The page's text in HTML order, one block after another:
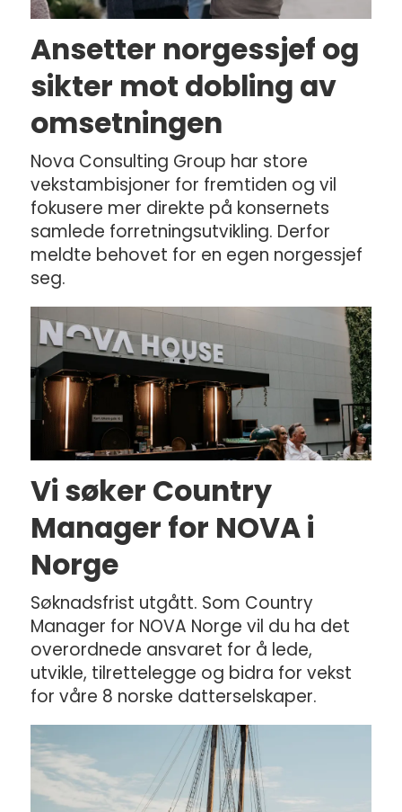
Ansetter norgessjef og
sikter mot dobling av
omsetningen
Nova Consulting Group har store
vekstambisjoner for fremtiden og vil
fokusere mer direkte på konsernets
samlede forretningsutvikling. Derfor
meldte behovet for en egen norgessjef
seg.
Vi søker Country
Manager for NOVA i
Norge
Søknadsfrist utgått. Som Country
Manager for NOVA Norge vil du ha det
overordnede ansvaret for å lede,
utvikle, tilrettelegge og bidra for vekst
for våre 8 norske datterselskaper.